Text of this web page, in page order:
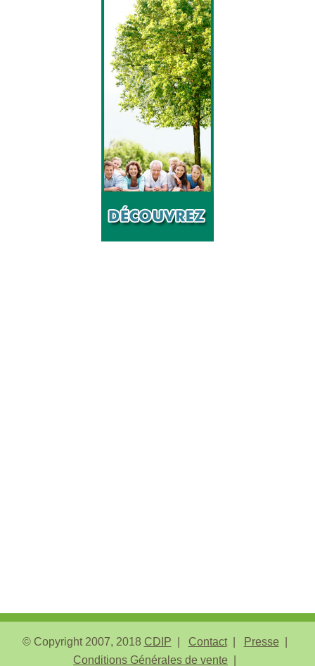
© Copyright 2007, 2018 CDIP Contact
Presse
Conditions Générales de vente